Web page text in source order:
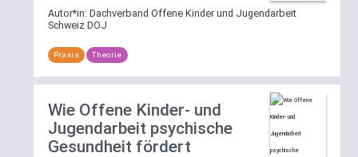
Autor*in: Dachverband Offene Kinder und Jugendarbeit
Schweiz DOJ
Praxis Theorie
Wie Offene Kinder- und
Jugendarbeit psychische
Gesundheit fördert